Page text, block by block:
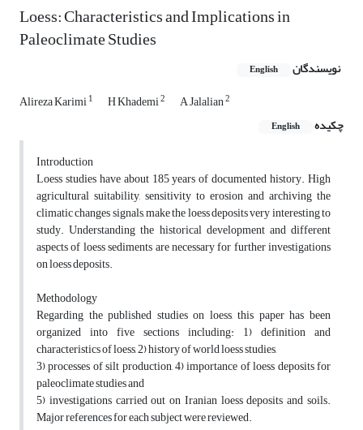
Loess: Characteristics and Implications in
Paleoclimate Studies
نویسندگان English
Alireza Karimi1 H Khademi2 A Jalalian2
چکیده English
Introduction
Loess studies have about 185 years of documented history. High
agricultural suitability, sensitivity to erosion and archiving the
climatic changes signals, make the loess deposits very interesting to
study. Understanding the historical development and different
aspects of loess sediments are necessary for further investigations
on loess deposits.
Methodology
Regarding the published studies on loess, this paper has been
organized into five sections including: 1) definition and
characteristics of loess, 2) history of world loess studies,
3) processes of silt production, 4) importance of loess deposits for
paleoclimate studies and
5) investigations carried out on Iranian loess deposits and soils.
Major references for each subject were reviewed.